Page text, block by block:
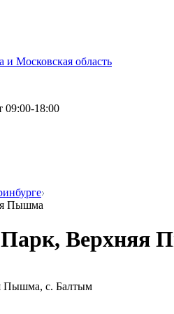
и Московская область
18:00
Пышма
Верхняя
Пышма, с. Балтым